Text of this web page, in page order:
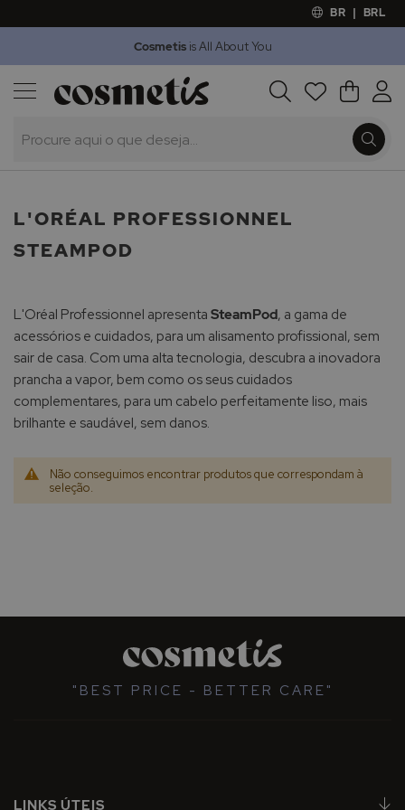
BR | BRL
Cosmetisis All About You
Procura O Meu
Outlet
L'ORÉAL PROFESSIONNEL
STEAMPOD
L'Oréal Professionnel apresenta SteamPod, a gama de
acessórios e cuidados, para um alisamento profissional, sem
sair de casa. Com uma alta tecnologia, descubra a inovadora
prancha a vapor, bem como os seus cuidados
complementares, para um cabelo perfeitamente liso, mais
brilhante e saudável, sem danos.
Não conseguimos encontrar produtos que correspondam à
seleção.
"BEST PRICE - BETTER CARE"
LINKS ÚTEIS